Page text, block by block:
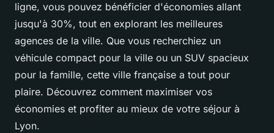
ligne, vous pouvez bénéficier d'économies allant
jusqu'à 30%, tout en explorant les meilleures
agences de la ville. Que vous recherchiez un
véhicule compact pour la ville ou un SUV spacieux
pour la famille, cette ville française a tout pour
plaire. Découvrez comment maximiser vos
économies et profiter au mieux de votre séjour à
Lyon.